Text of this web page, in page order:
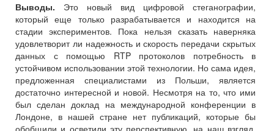
Выводы. Это новый вид цифровой стеганографии,
который еще только разрабатывается и находится на
стадии экспериментов. Пока нельзя сказать наверняка
удовлетворит ли надежность и скорость передачи скрытых
данных с помощью RTP протоколов потребность в
устойчивом использовании этой технологии. Но сама идея,
предложенная специалистами из Польши, является
достаточно интересной и новой. Несмотря на то, что ими
был сделан доклад на международной конференции в
Лондоне, в нашей стране нет публикаций, которые бы